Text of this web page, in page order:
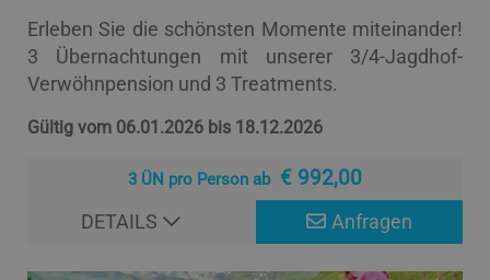
Erleben Sie die schönsten Momente miteinander!
3 Übernachtungen mit unserer 3/4-Jagdhof-
Verwöhnpension und 3 Treatments.
Gültig vom 06.01.2026 bis 18.12.2026
3 ÜN pro Person ab € 992,00
Anfragen
DETAILS